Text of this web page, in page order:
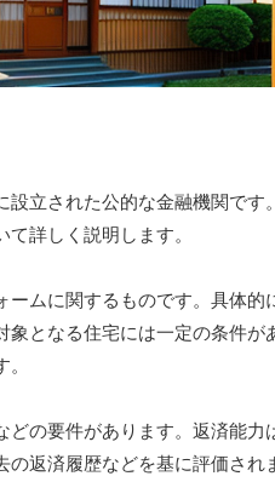
立された公的な金融機関で
詳しく説明します。
ムに関するものです。具体
となる住宅には一定の条件
の要件があります。返済能
返済履歴などを基に評価さ